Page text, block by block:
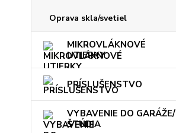
Oprava skla/svetiel
MIKROVLÁKNOVÉ
UTIERKY
PRÍSLUŠENSTVO
VYBAVENIE DO GARÁŽE/
ŠTÚDIA